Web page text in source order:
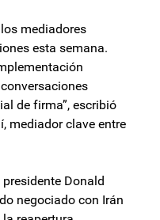
mediadores
esta semana.
de firma”, escribió
mediador clave entre
Donald
negociado con Irán